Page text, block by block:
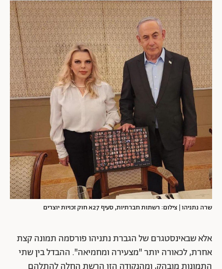
שרה נתניהו | צילום: רשתות חברתיות, סעיף 27א חוק זכויות יוצרים
אלא שבאינסטגרם של הגברת נתניהו פורסמה תמונה קצת
אחרת, לכאורה יותר "מצעירה ומחמיאה". ההבדל בין שתי